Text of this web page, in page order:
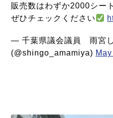
販売数はわずか2000シート
ぜひチェックください
— 千葉県議会議員 雨宮
(@shingo_amamiya)